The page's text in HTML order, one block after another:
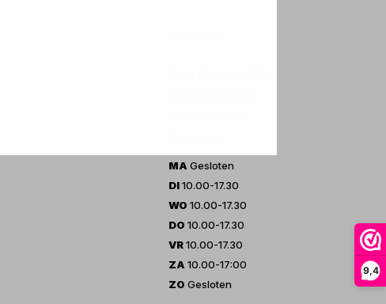
9,4
MA Gesloten
DI10.00-17.30
WO 10.00-17.30
DO 10.00-17.30
VR10.00-17.30
ZA 10.00-17:00
ZO Gesloten